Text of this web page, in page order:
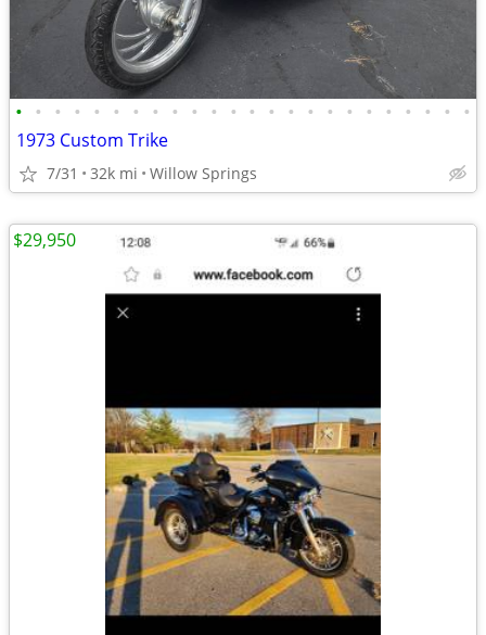
• • • • • • • • • • • • • • • • • • • • • • • •
1973 Custom Trike
7/31 32k mi Willow Springs
$29,950